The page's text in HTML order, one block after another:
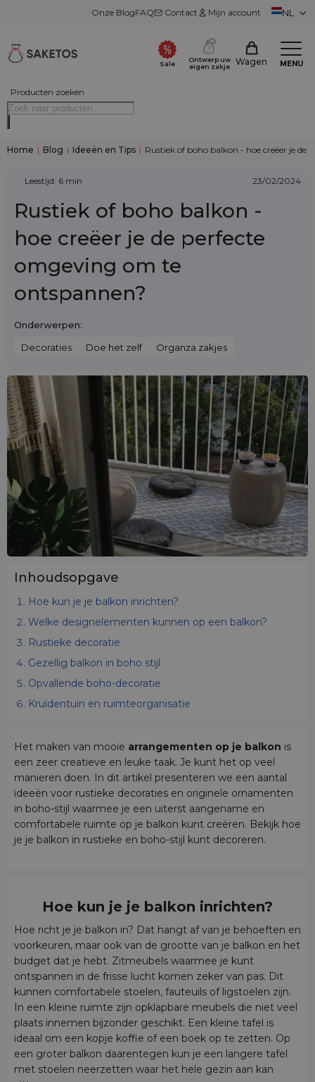
Onze BlogFAQ Contact Mijn account NL
Producten zoeken
Sale
Ontwerp uw
eigen zakje
Wagen MENU
Home | Blog | Ideeën en Tips | Rustiek of boho balkon - hoe creëer je
Leestijd: 6 min 23/02/2024
Rustiek of boho balkon -
hoe creëer je de perfecte
omgeving om te
ontspannen?
Onderwerpen:
Decoraties Doe het zelf Organza zakjes
Inhoudsopgave
Hoe kun je je balkon inrichten?
Welke designelementen kunnen op een balkon?
Rustieke decoratie
Gezellig balkon in boho stijl
Opvallende boho-decoratie
Kruidentuin en ruimteorganisatie
Het maken van mooie arrangementen op je balkon is
een zeer creatieve en leuke taak. Je kunt het op veel
manieren doen. In dit artikel presenteren we een aantal
ideeën voor rustieke decoraties en originele ornamenten
in boho-stijl waarmee je een uiterst aangename en
comfortabele ruimte op je balkon kunt creëren. Bekijk hoe
je je balkon in rustieke en boho-stijl kunt decoreren.
Hoe kun je je balkon inrichten?
Hoe richt je je balkon in? Dat hangt af van je behoeften en
voorkeuren, maar ook van de grootte van je balkon en het
budget dat je hebt. Zitmeubels waarmee je kunt
ontspannen in de frisse lucht komen zeker van pas. Dit
kunnen comfortabele stoelen, fauteuils of ligstoelen zijn.
In een kleine ruimte zijn opklapbare meubels die niet veel
plaats innemen bijzonder geschikt. Een kleine tafel is
ideaal om een kopje koffie of een boek op te zetten. Op
een groter balkon daarentegen kun je een langere tafel
met stoelen neerzetten waar het hele gezin aan kan